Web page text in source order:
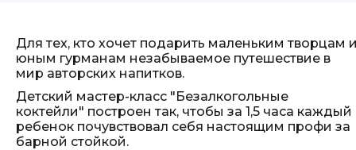
Для тех, кто хочет подарить маленьким творцам
юным гурманам незабываемое путешествие в
мир авторских напитков.
Детский мастер-класс "Безалкогольные
коктейли" построен так, чтобы за 1,5 часа каждый
ребенок почувствовал себя настоящим профи за
барной стойкой.